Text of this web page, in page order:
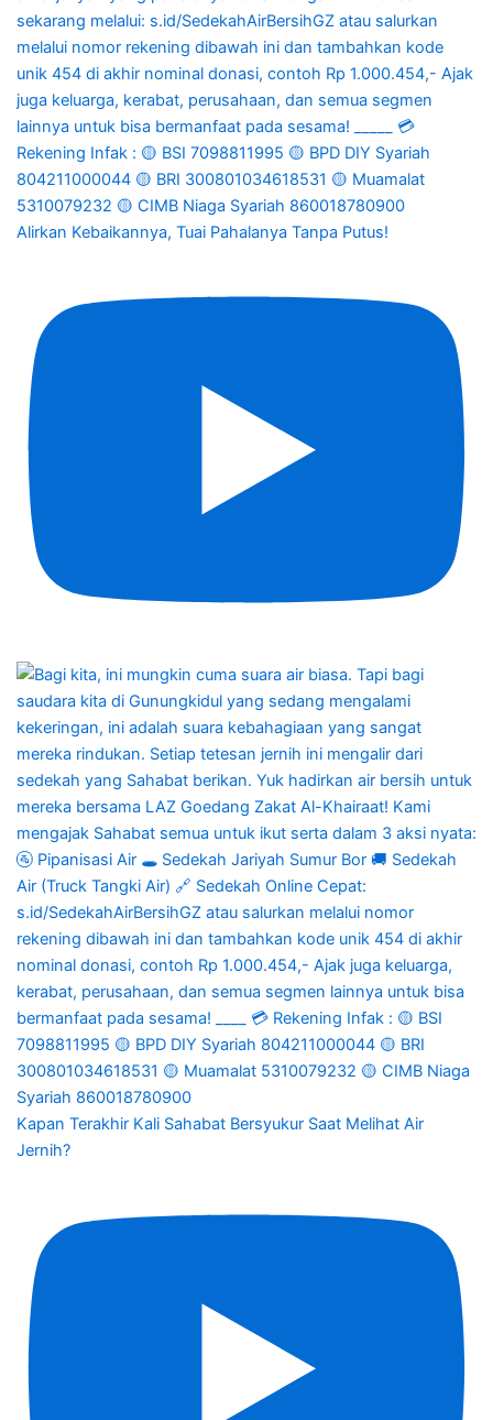
Alirkan Kebaikannya, Tuai Pahalanya Tanpa Putus!
Kapan Terakhir Kali Sahabat Bersyukur Saat Melihat Air
Jernih?